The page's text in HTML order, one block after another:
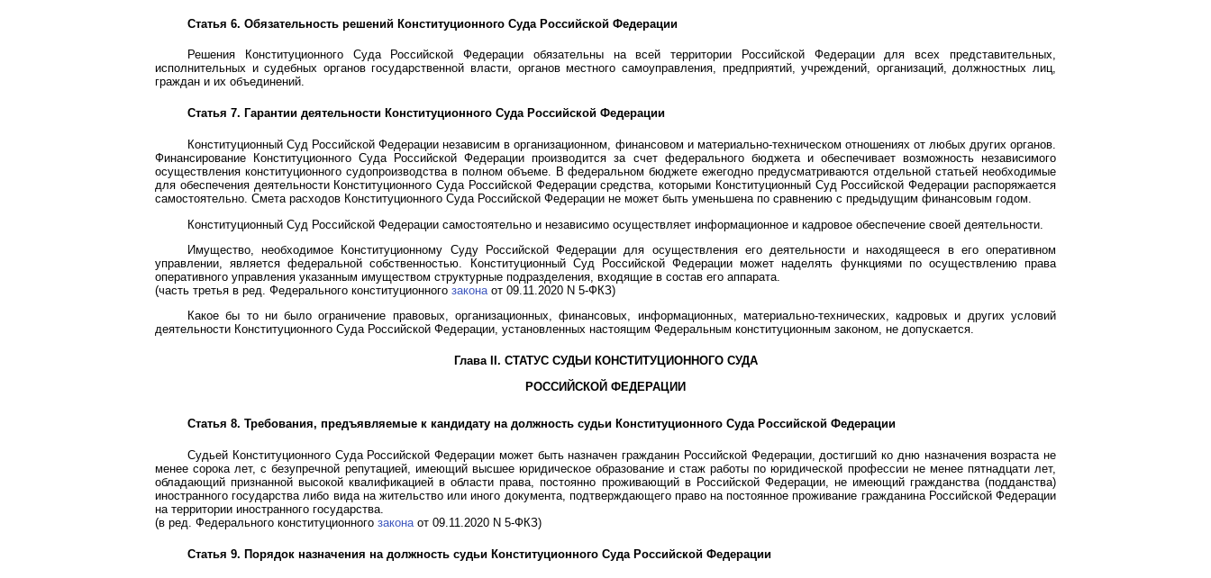
Статья 6. Обязательность решений Конституционного Суда Российской Федерации
Решения Конституционного Суда Российской Федерации обязательны на всей территории Российской Федерации для всех представительных,
исполнительных и судебных органов государственной власти, органов местного самоуправления, предприятий, учреждений, организаций, должностных лиц,
граждан и их объединений.
Статья 7. Гарантии деятельности Конституционного Суда Российской Федерации
Конституционный Суд Российской Федерации независим в организационном, финансовом и материально-техническом отношениях от любых других органов.
Финансирование Конституционного Суда Российской Федерации производится за счет федерального бюджета и обеспечивает возможность независимого
осуществления конституционного судопроизводства в полном объеме. В федеральном бюджете ежегодно предусматриваются отдельной статьей необходимые
для обеспечения деятельности Конституционного Суда Российской Федерации средства, которыми Конституционный Суд Российской Федерации распоряжается
самостоятельно. Смета расходов Конституционного Суда Российской Федерации не может быть уменьшена по сравнению с предыдущим финансовым годом.
Конституционный Суд Российской Федерации самостоятельно и независимо осуществляет информационное и кадровое обеспечение своей деятельности.
Имущество, необходимое Конституционному Суду Российской Федерации для осуществления его деятельности и находящееся в его оперативном
управлении, является федеральной собственностью. Конституционный Суд Российской Федерации может наделять функциями по осуществлению права
оперативного управления указанным имуществом структурные подразделения, входящие в состав его аппарата.
(часть третья в ред. Федерального конституционного законаот 09.11.2020 N 5-ФКЗ)
Какое бы то ни было ограничение правовых, организационных, финансовых, информационных, материально-технических, кадровых и других условий
деятельности Конституционного Суда Российской Федерации, установленных настоящим Федеральным конституционным законом, не допускается.
Глава II. СТАТУС СУДЬИ КОНСТИТУЦИОННОГО СУДА
РОССИЙСКОЙ ФЕДЕРАЦИИ
Статья 8. Требования, предъявляемые к кандидату на должность судьи Конституционного Суда Российской Федерации
Судьей Конституционного Суда Российской Федерации может быть назначен гражданин Российской Федерации, достигший ко дню назначения возраста не
менее сорока лет, с безупречной репутацией, имеющий высшее юридическое образование и стаж работы по юридической профессии не менее пятнадцати лет,
обладающий признанной высокой квалификацией в области права, постоянно проживающий в Российской Федерации, не имеющий гражданства (подданства)
иностранного государства либо вида на жительство или иного документа, подтверждающего право на постоянное проживание гражданина Российской Федерации
на территории иностранного государства.
(в ред. Федерального конституционного законаот 09.11.2020 N 5-ФКЗ)
Статья 9. Порядок назначения на должность судьи Конституционного Суда Российской Федерации